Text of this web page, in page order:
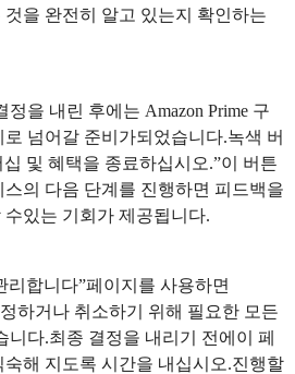
을 완전히 알고 있는지 확인하는
을 내린 후에는 Amazon Prime 구
넘어갈 준비가되었습니다.녹색 버
및 혜택을 종료하십시오.”이 버튼
의 다음 단계를 진행하면 피드백을
있는 기회가 제공됩니다.
리합니다”페이지를 사용하면
하거나 취소하기 위해 필요한 모든
니다.최종 결정을 내리기 전에이 페
해 지도록 시간을 내십시오.진행할